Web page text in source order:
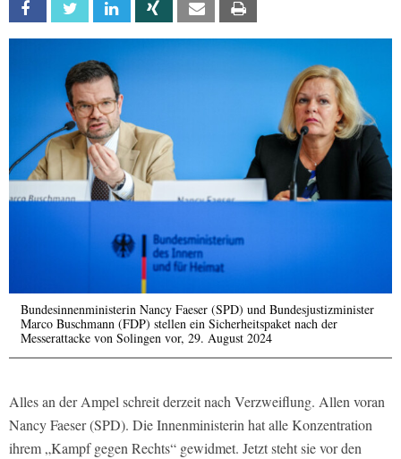
Facebook Twitter Linkedin Xing Email
Bundesinnenministerin Nancy Faeser (SPD) und Bundesjustizminister
Marco Buschmann (FDP) stellen ein Sicherheitspaket nach der
Messerattacke von Solingen vor, 29. August 2024
Alles an der Ampel schreit derzeit nach Verzweiflung. Allen voran
Nancy Faeser (SPD). Die Innenministerin hat alle Konzentration
ihrem „Kampf gegen Rechts“ gewidmet. Jetzt steht sie vor den